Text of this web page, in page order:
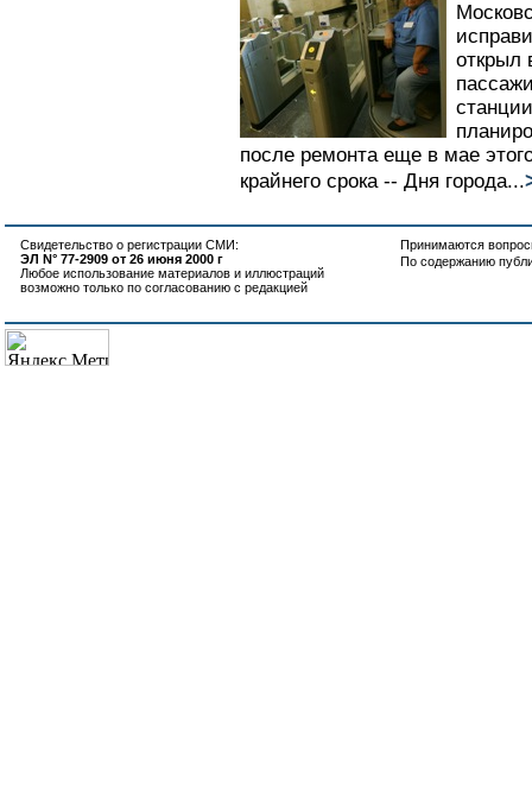
открыл
после ремонта еще в мае
крайнего срока -- Дня города...
Свидетельство о регистрации СМИ:
ЭЛ N° 77-2909 от 26 июня 2000 г
Любое использование материалов и иллюстраций
возможно только по согласованию с редакцией
Принимаются
По содержанию